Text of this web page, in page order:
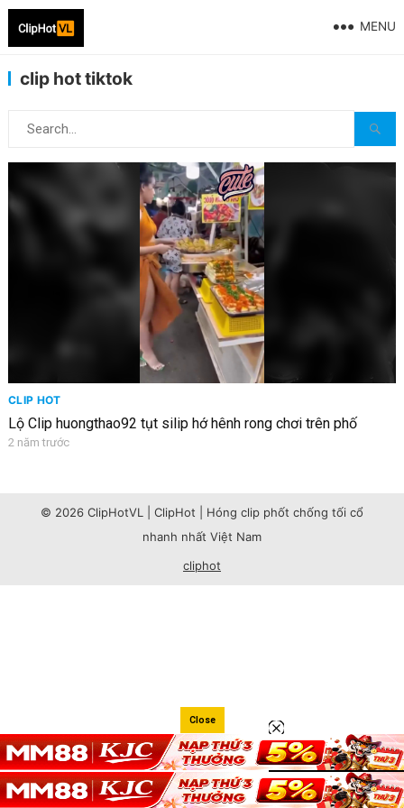
MENU
clip hot tiktok
CLIP HOT
Lộ Clip huongthao92 tụt silip hớ hênh rong chơi trên phố
2 năm trước
© 2026 ClipHotVL | ClipHot | Hóng clip phốt chống tối cổ
nhanh nhất Việt Nam
cliphot
Close